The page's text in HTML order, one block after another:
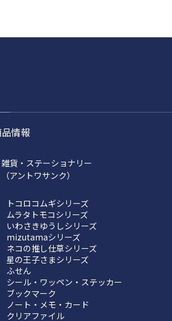
情報
雑貨・ステーショナリー
（アントワサンク）
トコロコムギシリーズ
ムラタトモコシリーズ
いわさきゆうしシリーズ
mizutamaシリーズ
ネコの推し仕草シリーズ
星の王子さまシリーズ
ふせん
シール・ワッペン・ステッカー
ブックマーク
ノート・メモ・カード
クリアファイル